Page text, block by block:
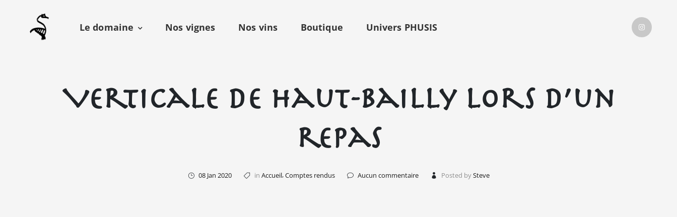
Le domaine Nos vignes Nos vins Boutique Univers PHUSIS
Verticale de Haut-Bailly lors d’un
repas
08 Jan 2020 in Accueil,Comptes rendus Aucun commentaire Posted bySteve